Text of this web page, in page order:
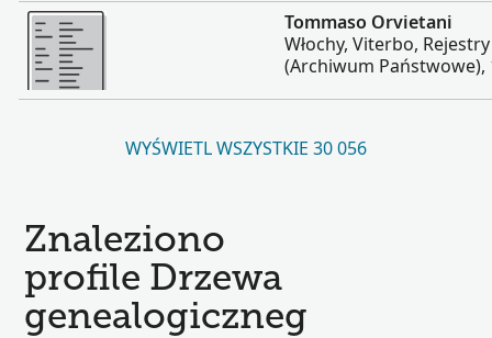
Więcej
Tommaso Orvietani
Włochy, Viterbo,
(Archiwum Państwowe),
WYŚWIETL WSZYSTKIE 30 056
Znaleziono
profile Drzewa
genealogiczneg